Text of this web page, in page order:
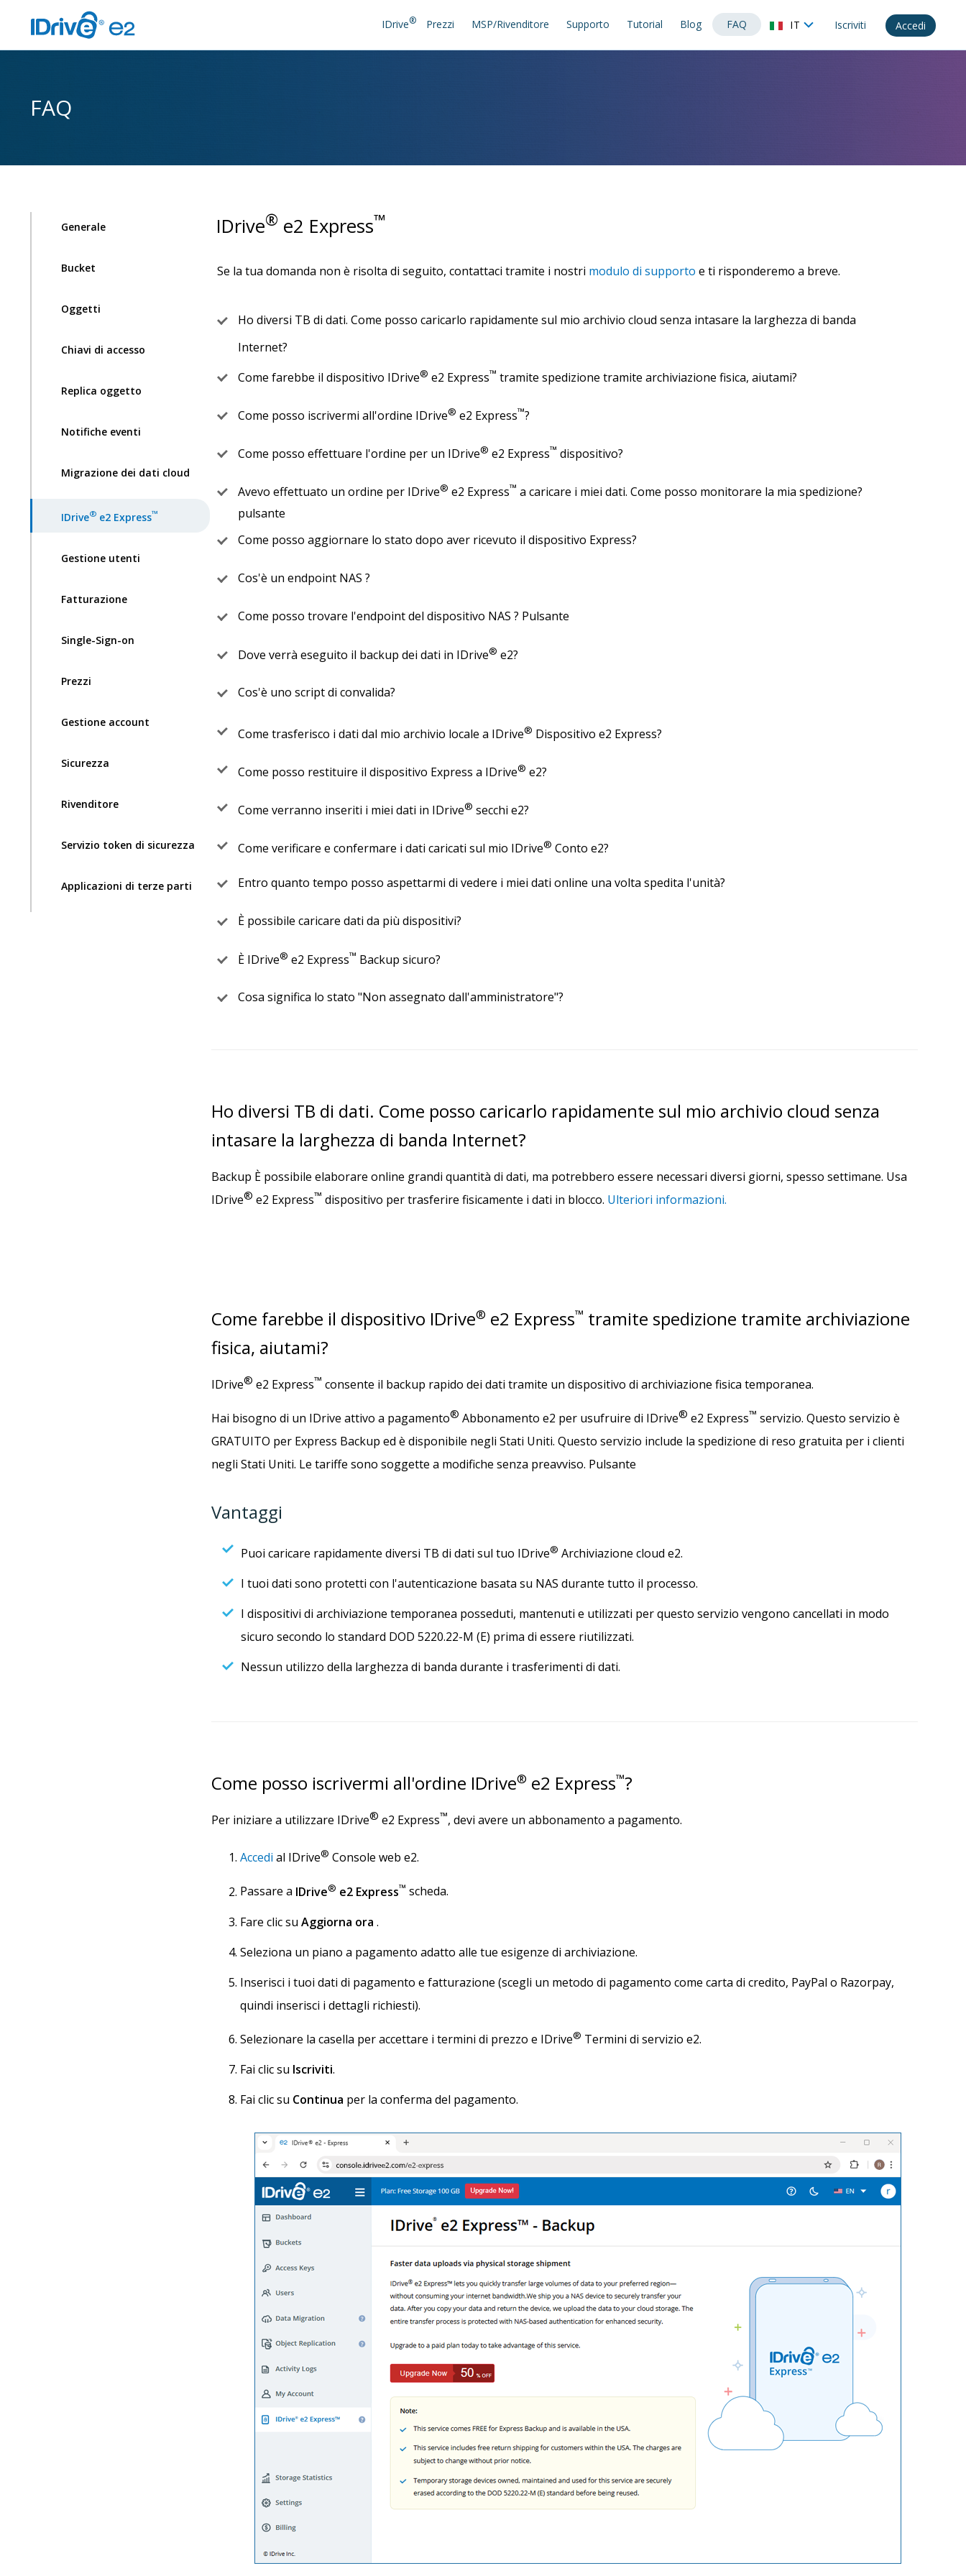
IT Iscriviti Accedi
IDrive® Prezzi MSP/Rivenditore Supporto Tutorial Blog FAQ
FAQ
Generale
Bucket
Oggetti
Chiavi di accesso
Replica oggetto
Notifiche eventi
Migrazione dei dati cloud
IDrive® e2 Express™
Gestione utenti
Fatturazione
Single-Sign-on
Prezzi
Gestione account
Sicurezza
Rivenditore
Servizio token di sicurezza
Applicazioni di terze parti
IDrive® e2 Express™
Se la tua domanda non è risolta di seguito, contattaci tramite i nostri modulo di supporto e ti risponderemo a breve.
Ho diversi TB di dati. Come posso caricarlo rapidamente sul mio archivio cloud senza intasare la larghezza di banda
Internet?
Come farebbe il dispositivo IDrive® e2 Express™ tramite spedizione tramite archiviazione fisica, aiutami?
Come posso iscrivermi all'ordine IDrive® e2 Express™?
Come posso effettuare l'ordine per un IDrive® e2 Express™ dispositivo?
Avevo effettuato un ordine per IDrive® e2 Express™ a caricare i miei dati. Come posso monitorare la mia spedizione?
pulsante
Come posso aggiornare lo stato dopo aver ricevuto il dispositivo Express?
Cos'è un endpoint NAS ?
Come posso trovare l'endpoint del dispositivo NAS ? Pulsante
Dove verrà eseguito il backup dei dati in IDrive® e2?
Cos'è uno script di convalida?
Come trasferisco i dati dal mio archivio locale a IDrive® Dispositivo e2 Express?
Come posso restituire il dispositivo Express a IDrive® e2?
Come verranno inseriti i miei dati in IDrive® secchi e2?
Come verificare e confermare i dati caricati sul mio IDrive® Conto e2?
Entro quanto tempo posso aspettarmi di vedere i miei dati online una volta spedita l'unità?
È possibile caricare dati da più dispositivi?
È IDrive® e2 Express™ Backup sicuro?
Cosa significa lo stato "Non assegnato dall'amministratore"?
Ho diversi TB di dati. Come posso caricarlo rapidamente sul mio archivio cloud senza
intasare la larghezza di banda Internet?
Backup È possibile elaborare online grandi quantità di dati, ma potrebbero essere necessari diversi giorni, spesso settimane. Usa
IDrive® e2 Express™ dispositivo per trasferire fisicamente i dati in blocco. Ulteriori informazioni.
Come farebbe il dispositivo IDrive® e2 Express™ tramite spedizione tramite archiviazione
fisica, aiutami?
IDrive® e2 Express™ consente il backup rapido dei dati tramite un dispositivo di archiviazione fisica temporanea.
Hai bisogno di un IDrive attivo a pagamento® Abbonamento e2 per usufruire di IDrive® e2 Express™ servizio. Questo servizio è
GRATUITO per Express Backup ed è disponibile negli Stati Uniti. Questo servizio include la spedizione di reso gratuita per i clienti
negli Stati Uniti. Le tariffe sono soggette a modifiche senza preavviso. Pulsante
Vantaggi
Puoi caricare rapidamente diversi TB di dati sul tuo IDrive® Archiviazione cloud e2.
I tuoi dati sono protetti con l'autenticazione basata su NAS durante tutto il processo.
I dispositivi di archiviazione temporanea posseduti, mantenuti e utilizzati per questo servizio vengono cancellati in modo
sicuro secondo lo standard DOD 5220.22-M (E) prima di essere riutilizzati.
Nessun utilizzo della larghezza di banda durante i trasferimenti di dati.
Come posso iscrivermi all'ordine IDrive® e2 Express™?
Per iniziare a utilizzare IDrive® e2 Express™, devi avere un abbonamento a pagamento.
Accedi al IDrive® Console web e2.
Passare a IDrive® e2 Express™ scheda.
Fare clic su Aggiorna ora .
Seleziona un piano a pagamento adatto alle tue esigenze di archiviazione.
Inserisci i tuoi dati di pagamento e fatturazione (scegli un metodo di pagamento come carta di credito, PayPal o Razorpay,
quindi inserisci i dettagli richiesti).
Selezionare la casella per accettare i termini di prezzo e IDrive® Termini di servizio e2.
Fai clic su Iscriviti.
Fai clic su Continua per la conferma del pagamento.